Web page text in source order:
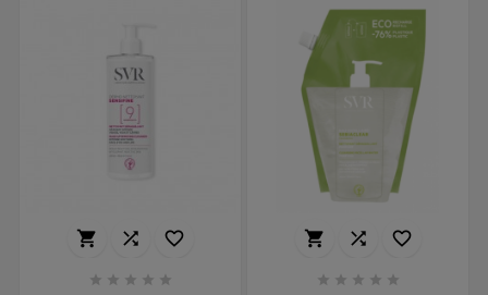
  
    
  
    